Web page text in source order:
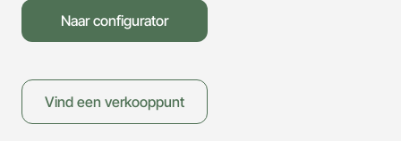
Naar configurator
Vind een verkooppunt